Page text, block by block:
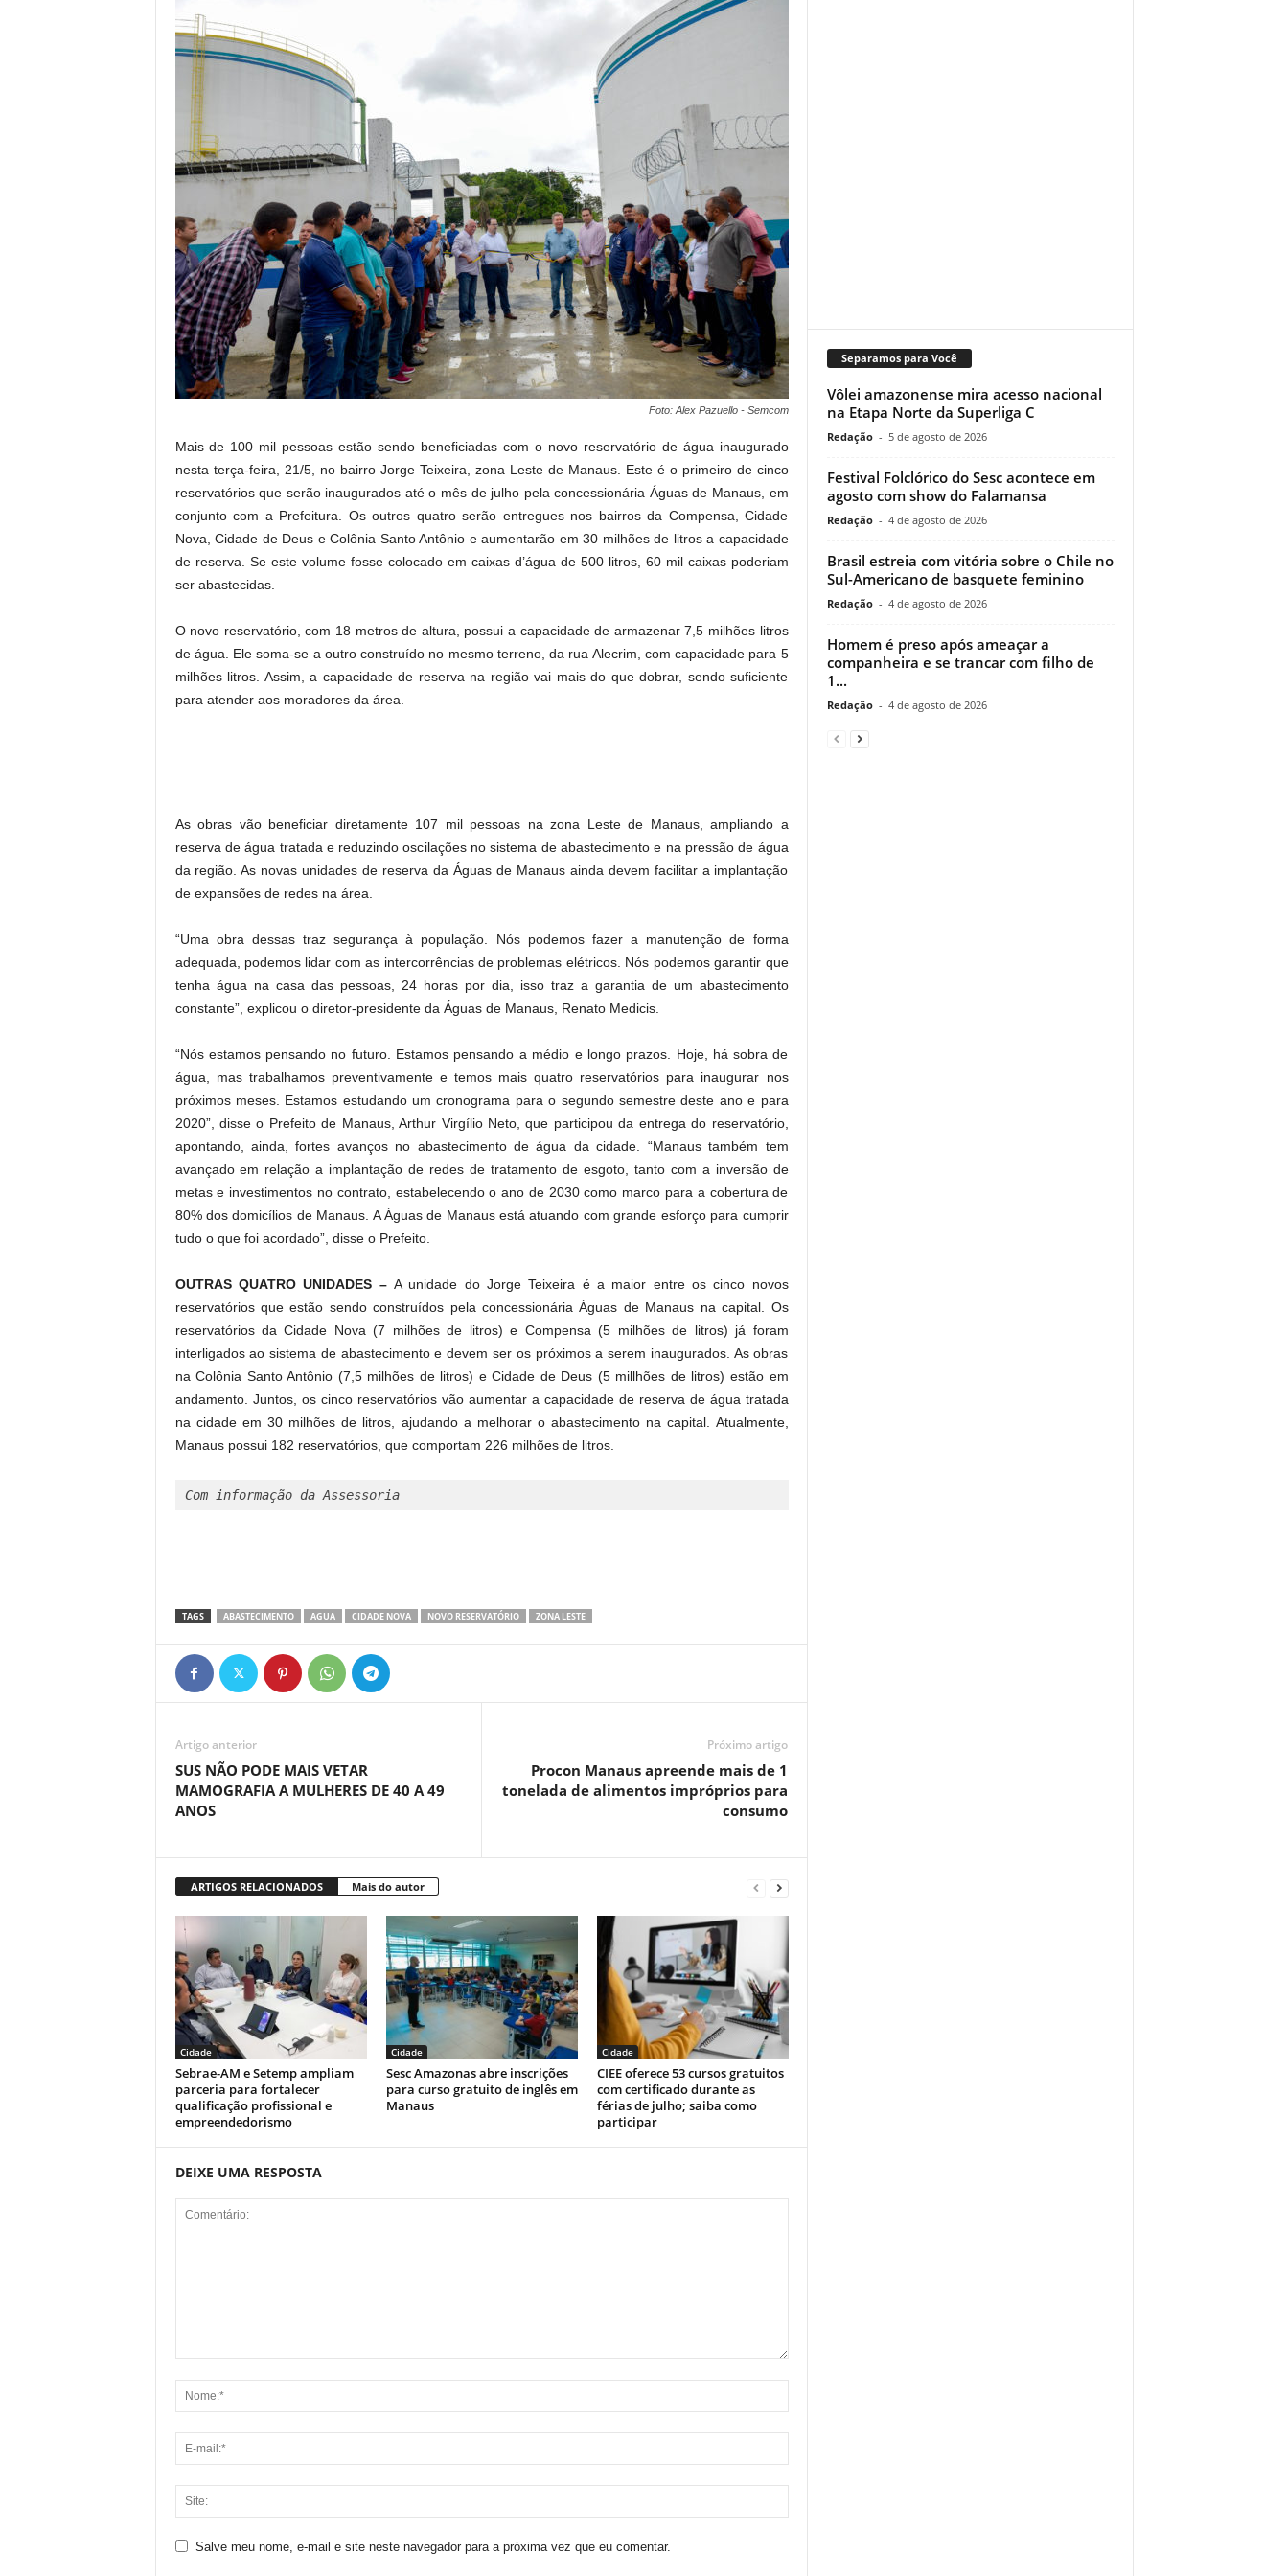
Foto: Alex Pazuello - Semcom
Mais de 100 mil pessoas estão sendo beneficiadas com o novo reservatório de água inaugurado
nesta terça-feira, 21/5, no bairro Jorge Teixeira, zona Leste de Manaus. Este é o primeiro de cinco
reservatórios que serão inaugurados até o mês de julho pela concessionária Águas de Manaus, em
conjunto com a Prefeitura. Os outros quatro serão entregues nos bairros da Compensa, Cidade
Nova, Cidade de Deus e Colônia Santo Antônio e aumentarão em 30 milhões de litros a capacidade
de reserva. Se este volume fosse colocado em caixas d’água de 500 litros, 60 mil caixas poderiam
ser abastecidas.
O novo reservatório, com 18 metros de altura, possui a capacidade de armazenar 7,5 milhões litros
de água. Ele soma-se a outro construído no mesmo terreno, da rua Alecrim, com capacidade para 5
milhões litros. Assim, a capacidade de reserva na região vai mais do que dobrar, sendo suficiente
para atender aos moradores da área.
As obras vão beneficiar diretamente 107 mil pessoas na zona Leste de Manaus, ampliando a
reserva de água tratada e reduzindo oscilações no sistema de abastecimento e na pressão de água
da região. As novas unidades de reserva da Águas de Manaus ainda devem facilitar a implantação
de expansões de redes na área.
“Uma obra dessas traz segurança à população. Nós podemos fazer a manutenção de forma
adequada, podemos lidar com as intercorrências de problemas elétricos. Nós podemos garantir que
tenha água na casa das pessoas, 24 horas por dia, isso traz a garantia de um abastecimento
constante”, explicou o diretor-presidente da Águas de Manaus, Renato Medicis.
“Nós estamos pensando no futuro. Estamos pensando a médio e longo prazos. Hoje, há sobra de
água, mas trabalhamos preventivamente e temos mais quatro reservatórios para inaugurar nos
próximos meses. Estamos estudando um cronograma para o segundo semestre deste ano e para
2020”, disse o Prefeito de Manaus, Arthur Virgílio Neto, que participou da entrega do reservatório,
apontando, ainda, fortes avanços no abastecimento de água da cidade. “Manaus também tem
avançado em relação a implantação de redes de tratamento de esgoto, tanto com a inversão de
metas e investimentos no contrato, estabelecendo o ano de 2030 como marco para a cobertura de
80% dos domicílios de Manaus. A Águas de Manaus está atuando com grande esforço para cumprir
tudo o que foi acordado”, disse o Prefeito.
OUTRAS QUATRO UNIDADES – A unidade do Jorge Teixeira é a maior entre os cinco novos
reservatórios que estão sendo construídos pela concessionária Águas de Manaus na capital. Os
reservatórios da Cidade Nova (7 milhões de litros) e Compensa (5 milhões de litros) já foram
interligados ao sistema de abastecimento e devem ser os próximos a serem inaugurados. As obras
na Colônia Santo Antônio (7,5 milhões de litros) e Cidade de Deus (5 millhões de litros) estão em
andamento. Juntos, os cinco reservatórios vão aumentar a capacidade de reserva de água tratada
na cidade em 30 milhões de litros, ajudando a melhorar o abastecimento na capital. Atualmente,
Manaus possui 182 reservatórios, que comportam 226 milhões de litros.
Com informação da Assessoria
TAGS ABASTECIMENTO AGUA CIDADE NOVA NOVO RESERVATÓRIO ZONA LESTE
Artigo anterior
SUS NÃO PODE MAIS VETAR
MAMOGRAFIA A MULHERES DE 40 A 49
ANOS
Próximo artigo
Procon Manaus apreende mais de 1
tonelada de alimentos impróprios para
consumo
ARTIGOS RELACIONADOS Mais do autor
Cidade
Sebrae-AM e Setemp ampliam
parceria para fortalecer
qualificação profissional e
empreendedorismo
Cidade
Sesc Amazonas abre inscrições
para curso gratuito de inglês em
Manaus
Cidade
CIEE oferece 53 cursos gratuitos
com certificado durante as
férias de julho; saiba como
participar
DEIXE UMA RESPOSTA
Salve meu nome, e-mail e site neste navegador para a próxima vez que eu comentar.
Separamos para Você
Vôlei amazonense mira acesso nacional
na Etapa Norte da Superliga C
Redação - 5 de agosto de 2026
Festival Folclórico do Sesc acontece em
agosto com show do Falamansa
Redação - 4 de agosto de 2026
Brasil estreia com vitória sobre o Chile no
Sul-Americano de basquete feminino
Redação - 4 de agosto de 2026
Homem é preso após ameaçar a
companheira e se trancar com filho de
1...
Redação - 4 de agosto de 2026